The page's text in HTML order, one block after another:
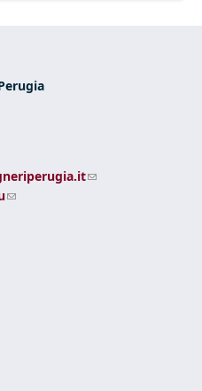
(link sends e-mail)
(link sends e-mail)